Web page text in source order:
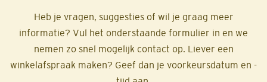
Heb je vragen, suggesties of wil je graag meer
informatie? Vul het onderstaande formulier in en we
nemen zo snel mogelijk contact op. Liever een
winkelafspraak maken? Geef dan je voorkeursdatum en -